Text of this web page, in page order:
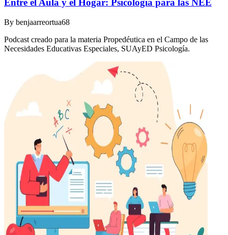
Entre el Aula y el Hogar: Psicología para las NEE
By benjaarreortua68
Podcast creado para la materia Propedéutica en el Campo de las
Necesidades Educativas Especiales, SUAyED Psicología.